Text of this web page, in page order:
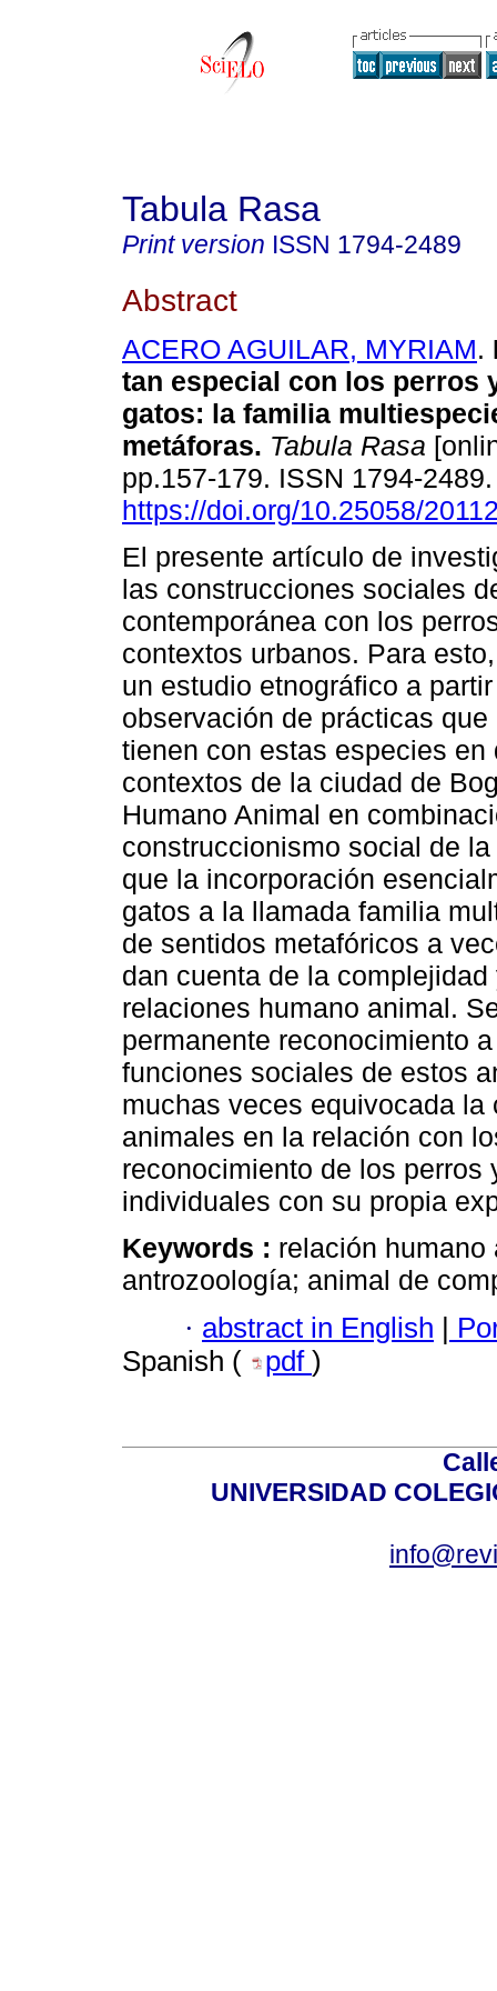
Tabula Rasa
Print version ISSN 1794-2489
Abstract
ACERO AGUILAR, MYRIAM.
tan especial con los perros
gatos: la familia
metáforas. Tabula Rasa
pp.157-179. ISSN 1794-
https://doi.org/10.25058/
El presente artículo de
las construcciones sociales
contemporánea con los
contextos urbanos. Para
un estudio etnográfico a
observación de prácticas
tienen con estas especies en
contextos de la ciudad de
Humano Animal en
construccionismo social de
que la incorporación
gatos a la llamada familia
de sentidos metafóricos a
dan cuenta de la
relaciones humano animal.
permanente reconocimiento
funciones sociales de estos
muchas veces equivocada
animales en la relación con
reconocimiento de los
individuales con su propia
Keywords : relación
antrozoología; animal de
· abstract in English |
Spanish (
pdf )
UNIVERSIDAD